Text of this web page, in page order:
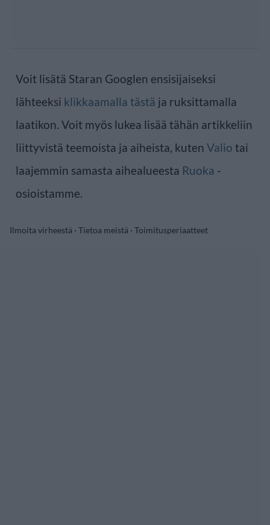
Voit lisätä Staran Googlen ensisijaiseksi
lähteeksi klikkaamalla tästä ja ruksittamalla
laatikon. Voit myös lukea lisää tähän artikkeliin
liittyvistä teemoista ja aiheista, kuten Valio tai
laajemmin samasta aihealueesta Ruoka -
osioistamme.
Ilmoita virheestä · Tietoa meistä · Toimitusperiaatteet